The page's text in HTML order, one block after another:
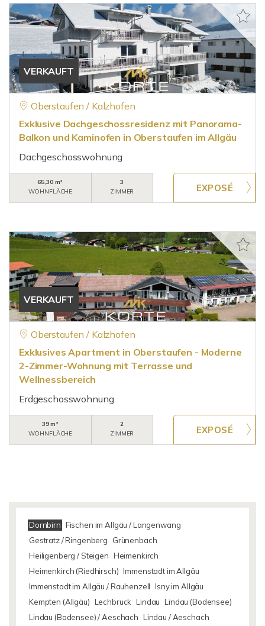
VERKAUFT
Oberstaufen / Kalzhofen
Exklusive Dachgeschossresidenz mit Panorama-
Balkon und Kaminofen in Oberstaufen im Allgäu
Dachgeschosswohnung
65,30 m²
WOHNFLÄCHE
3
ZIMMER
VERKAUFT
Oberstaufen / Kalzhofen
Exklusives Apartment in Oberstaufen - Moderne
2-Zimmer-Wohnung mit Terrasse und
Wellnessbereich
Erdgeschosswohnung
39 m²
WOHNFLÄCHE
2
ZIMMER
Dornbirn Fischen im Allgäu / Langenwang
Gestratz / Ringenberg
Grünenbach
Heiligenberg / Steigen Heimenkirch
Heimenkirch (Riedhirsch) Immenstadt im Allgäu
Immenstadt im Allgäu / Rauhenzell Isny im Allgäu
Kempten (Allgäu) Lechbruck Lindau Lindau (Bodensee)
Lindau (Bodensee) / Aeschach Lindau / Aeschach